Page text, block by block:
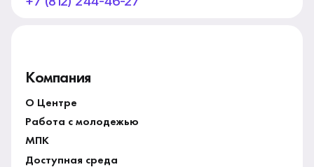
Компания
О Центре
Работа с молодежью
МПК
Доступная среда